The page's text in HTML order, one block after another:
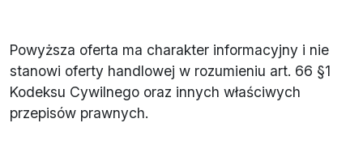
Powyższa oferta ma charakter informacyjny i nie
stanowi oferty handlowej w rozumieniu art. 66 §1
Kodeksu Cywilnego oraz innych właściwych
przepisów prawnych.